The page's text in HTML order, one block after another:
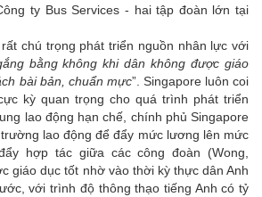
ty Bus Services - hai tập đoàn lớn tại
chú trọng phát triển nguồn nhân lực với
bằng không khi dân không được giáo
bài bản, chuẩn mực”. Singapore luôn coi
kỳ quan trọng cho quá trình phát triển
lao động hạn chế, chính phủ Singapore
lao động để đẩy mức lương lên mức
hợp tác giữa các công đoàn (Wong,
giáo dục tốt nhờ vào thời kỳ thực dân Anh
với trình độ thông thạo tiếng Anh có tỷ